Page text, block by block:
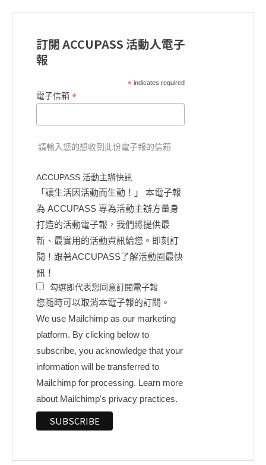
訂閱 ACCUPASS 活動人電子
報
*indicates required
電子信箱 *
請輸入您的想收到此份電子報的信箱
ACCUPASS 活動主辦快訊
「讓生活因活動而生動！」 本電子報
為 ACCUPASS 專為活動主辦方量身
打造的活動電子報，我們將提供最
新、最實用的活動資訊給您。即刻訂
閱！跟著ACCUPASS了解活動圈最快
訊！
勾選即代表您同意訂閱電子報
您隨時可以取消本電子報的訂閱。
We use Mailchimp as our marketing
platform. By clicking below to
subscribe, you acknowledge that your
information will be transferred to
Mailchimp for processing. Learn more
about Mailchimp's privacy practices.